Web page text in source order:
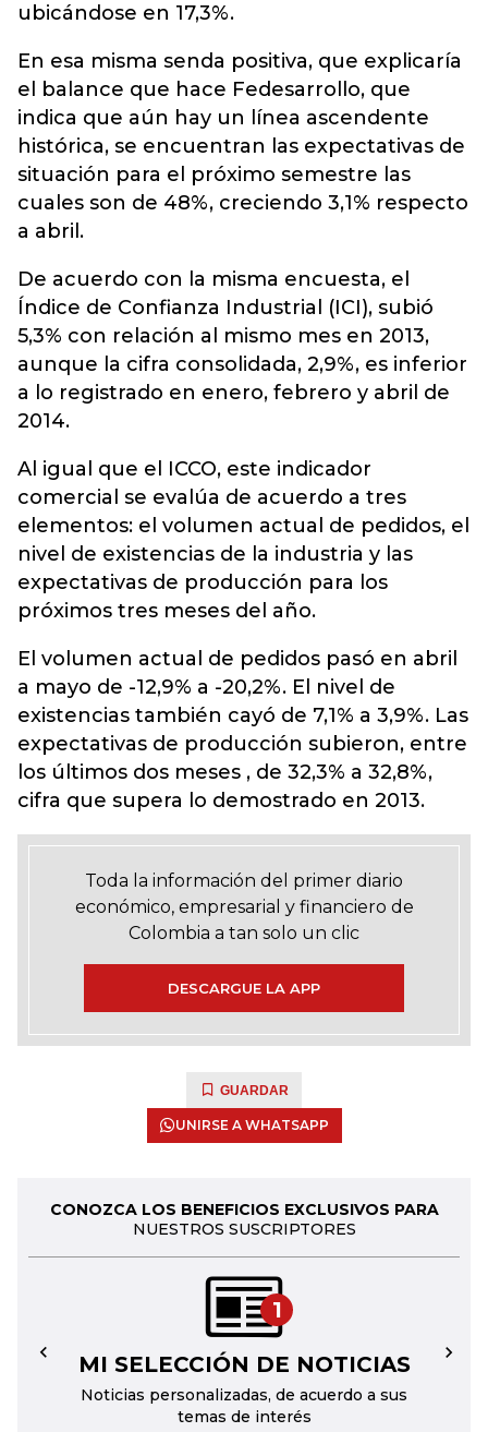
ubicándose en 17,3%.
En esa misma senda positiva, que explicaría
el balance que hace Fedesarrollo, que
indica que aún hay un línea ascendente
histórica, se encuentran las expectativas de
situación para el próximo semestre las
cuales son de 48%, creciendo 3,1% respecto
a abril.
De acuerdo con la misma encuesta, el
Índice de Confianza Industrial (ICI), subió
5,3% con relación al mismo mes en 2013,
aunque la cifra consolidada, 2,9%, es inferior
a lo registrado en enero, febrero y abril de
2014.
Al igual que el ICCO, este indicador
comercial se evalúa de acuerdo a tres
elementos: el volumen actual de pedidos, el
nivel de existencias de la industria y las
expectativas de producción para los
próximos tres meses del año.
El volumen actual de pedidos pasó en abril
a mayo de -12,9% a -20,2%. El nivel de
existencias también cayó de 7,1% a 3,9%. Las
expectativas de producción subieron, entre
los últimos dos meses , de 32,3% a 32,8%,
cifra que supera lo demostrado en 2013.
Toda la información del primer diario
económico, empresarial y financiero de
Colombia a tan solo un clic
DESCARGUE LA APP
GUARDAR
UNIRSE A WHATSAPP
CONOZCA LOS BENEFICIOS EXCLUSIVOS PARA
NUESTROS SUSCRIPTORES
1
MI SELECCIÓN DE NOTICIAS
Noticias personalizadas, de acuerdo a sus
temas de interés
← →